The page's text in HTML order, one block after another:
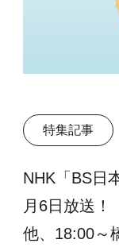
特集記事
NHK「BS日
月6日放送
他、18:00～